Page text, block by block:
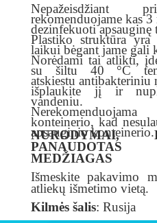
Nepažeisdžiant
rekomenduojame kas
dezinfekuoti apsauginę
Plastiko struktūra yra
laikui bėgant jame gali
Norėdami tai atlikti,
su šiltu 40 °C
atskiestu
išplaukite jį ir
vandeniu.
konteinerio, kad
apsauginio konteinerio.
NURODYMAI,
MEDŽIAGAS
Išmeskite pakavimo
atliekų išmetimo vietą.
Kilmės šalis: Rusija